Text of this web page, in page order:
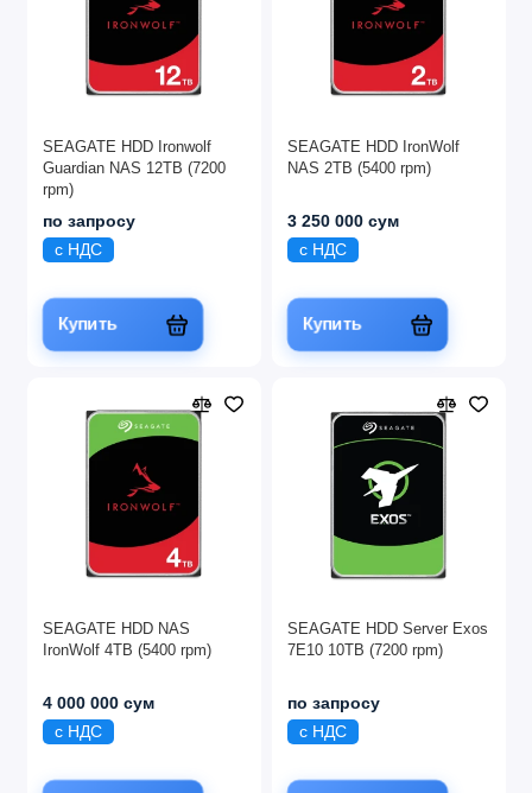
SEAGATE HDD Ironwolf
Guardian NAS 12TB (7200
rpm)
по запросу
с НДС
Купить
SEAGATE HDD IronWolf
NAS 2TB (5400 rpm)
3 250 000 сум
с НДС
Купить
SEAGATE HDD NAS
IronWolf 4TB (5400 rpm)
4 000 000 сум
с НДС
SEAGATE HDD Server Exos
7E10 10TB (7200 rpm)
по запросу
с НДС